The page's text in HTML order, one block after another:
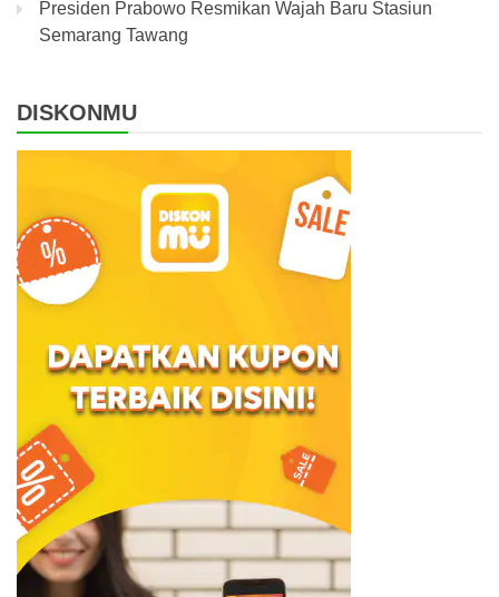
Presiden Prabowo Resmikan Wajah Baru Stasiun
Semarang Tawang
DISKONMU